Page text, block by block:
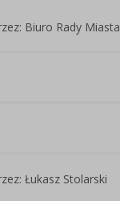
Biuro Rady Miasta
Łukasz Stolarski